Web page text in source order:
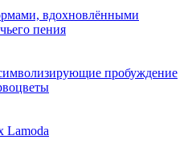
вдохновлёнными
пения
пробуждение
Lamoda